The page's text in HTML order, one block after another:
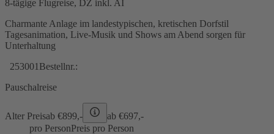
8-tägige Flugreise, DZ inkl. AI
Charmante Anlage im landestypischen, kretischen Dorfstil
Tagesanimation, Live-Musik und Shows am Abend sorgen für
Unterhaltung
253001 Bestellnr.:
Pauschalreise
Alter Preisab €899,- ab €697,-
pro PersonPreis pro Person